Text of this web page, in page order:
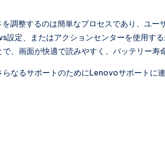
調整するのは簡単なプロセスであり、ユー
定、またはアクションセンターを使用す
、画面が快適で読みやすく、バッテリー寿
なるサポートのためにLenovoサポートに